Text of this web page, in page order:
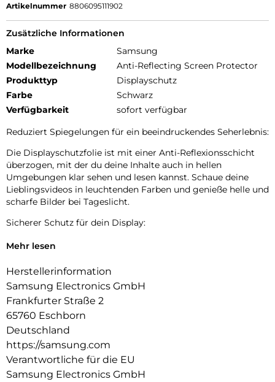
Artikelnummer 8806095111902
Zusätzliche Informationen
Marke
Samsung
Modellbezeichnung
Anti-Reflecting Screen Protector
Produkttyp
Displayschutz
Farbe
Schwarz
Verfügbarkeit
sofort verfügbar
Reduziert Spiegelungen für ein beeindruckendes Seherlebnis:
Die Displayschutzfolie ist mit einer Anti-Reflexionsschicht
überzogen, mit der du deine Inhalte auch in hellen
Umgebungen klar sehen und lesen kannst. Schaue deine
Lieblingsvideos in leuchtenden Farben und genieße helle und
scharfe Bilder bei Tageslicht.
Sicherer Schutz für dein Display:
Der Anti-Reflecting Screen Protector bietet eine zusätzliche
S9 | Tab S9 FE.
Einfache und präzise Installation:
Displayschutz installieren wie ein Profi – Nutze den
Applikator, um die Folie genau auf deinem Tablet
auszurichten. Und mit dem mitgelieferten Rakel, dem
Mikrofasertuch und dem Staubentferner Sticker kannst du
ganz leicht eingeschlossene Luftblasen oder Staub von
deinem Display entfernen.
Mehr lesen
Herstellerinformation
Samsung Electronics GmbH
Frankfurter Straße 2
65760 Eschborn
Deutschland
https://samsung.com
Verantwortliche für die EU
Samsung Electronics GmbH